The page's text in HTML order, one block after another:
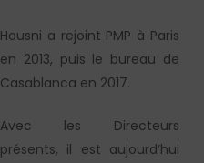
Housni a rejoint PMP à Paris
en 2013, puis le bureau de
Casablanca en 2017.
Avec les Directeurs
présents, il est aujourd’hui